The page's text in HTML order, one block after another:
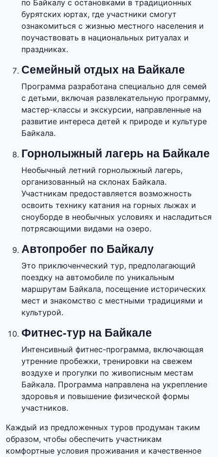
по Байкалу с остановками в традиционных
бурятских юртах, где участники смогут
ознакомиться с жизнью местного населения и
поучаствовать в национальных ритуалах и
праздниках.
Семейный отдых на Байкале
Программа разработана специально для семей
с детьми, включая развлекательную программу,
мастер-классы и экскурсии, направленные на
развитие интереса детей к природе и культуре
Байкала.
Горнолыжный лагерь на Байкале
Необычный летний горнолыжный лагерь,
организованный на склонах Байкала.
Участникам предоставляется возможность
освоить технику катания на горных лыжах и
сноуборде в необычных условиях и насладиться
потрясающими видами на озеро.
Автопробег по Байкалу
Это приключенческий тур, предполагающий
поездку на автомобиле по уникальным
маршрутам Байкала, посещение исторических
мест и знакомство с местными традициями и
культурой.
Фитнес-тур на Байкале
Интенсивный фитнес-программа, включающая
утренние пробежки, тренировки на свежем
воздухе и прогулки по живописным местам
Байкала. Программа направлена на укрепление
здоровья и повышение физической формы
участников.
Каждый из предложенных туров продуман таким
образом, чтобы обеспечить участникам
комфортные условия проживания и качественное